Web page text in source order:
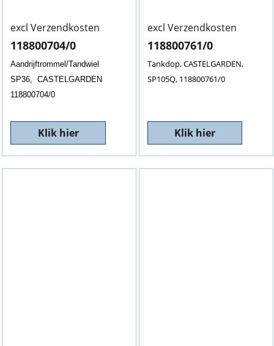
excl Verzendkosten
118800704/0
Aandrijftrommel/Tandwiel
SP36, CASTELGARDEN
118800704/0
Klik hier
excl Verzendkosten
118800761/0
Tankdop, CASTELGARDEN,
SP105Q, 118800761/0
Klik hier